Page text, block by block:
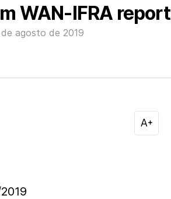
WAN-IFRA report
agosto de 2019